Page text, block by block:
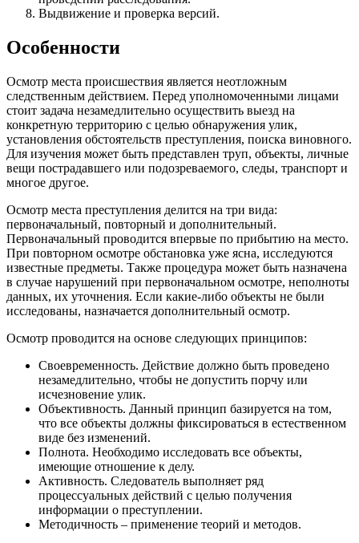
Выдвижение и проверка версий.
Особенности
Осмотр места происшествия является неотложным
следственным действием. Перед уполномоченными лицами
стоит задача незамедлительно осуществить выезд на
конкретную территорию с целью обнаружения улик,
установления обстоятельств преступления, поиска виновного.
Для изучения может быть представлен труп, объекты, личные
вещи пострадавшего или подозреваемого, следы, транспорт и
многое другое.
Осмотр места преступления делится на три вида:
первоначальный, повторный и дополнительный.
Первоначальный проводится впервые по прибытию на место.
При повторном осмотре обстановка уже ясна, исследуются
известные предметы. Также процедура может быть назначена
в случае нарушений при первоначальном осмотре, неполноты
данных, их уточнения. Если какие-либо объекты не были
исследованы, назначается дополнительный осмотр.
Осмотр проводится на основе следующих принципов:
Своевременность. Действие должно быть проведено
незамедлительно, чтобы не допустить порчу или
исчезновение улик.
Объективность. Данный принцип базируется на том,
что все объекты должны фиксироваться в естественном
виде без изменений.
Полнота. Необходимо исследовать все объекты,
имеющие отношение к делу.
Активность. Следователь выполняет ряд
процессуальных действий с целью получения
информации о преступлении.
Методичность – применение теорий и методов.